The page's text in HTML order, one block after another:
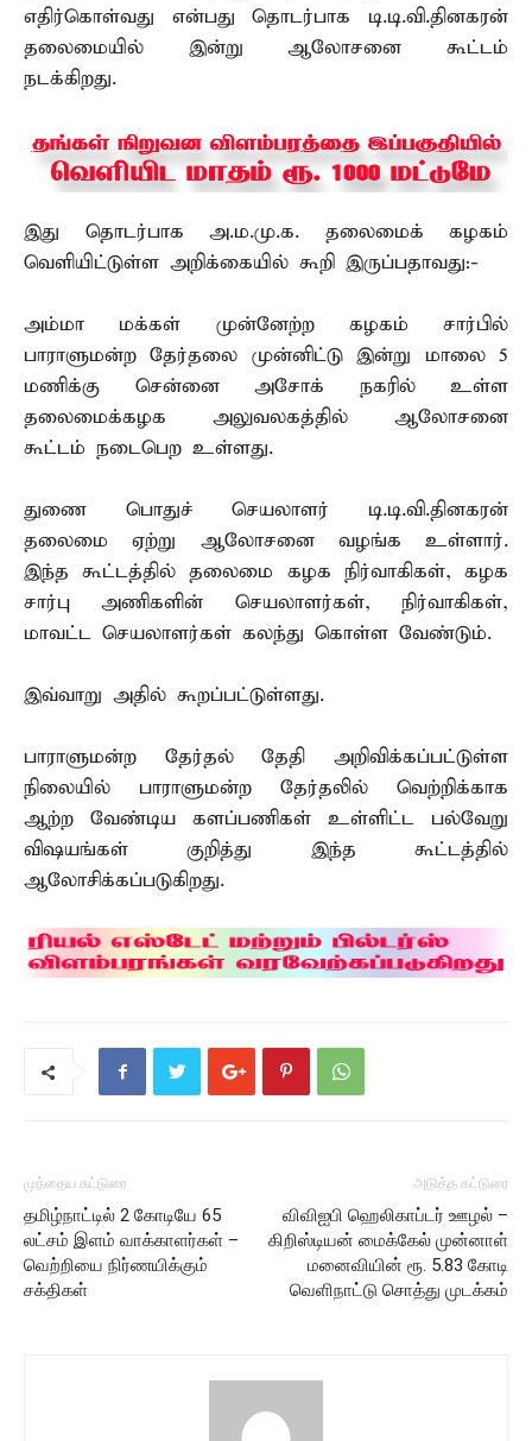
எதிர்கொள்வது என்பது தொடர்பாக டி.டி.வி.தினகரன்
தலைமையில் இன்று ஆலோசனை கூட்டம்
நடக்கிறது.
இது தொடர்பாக அ.ம.மு.க. தலைமைக் கழகம்
வெளியிட்டுள்ள அறிக்கையில் கூறி இருப்பதாவது:-
அம்மா மக்கள் முன்னேற்ற கழகம் சார்பில்
பாராளுமன்ற தேர்தலை முன்னிட்டு இன்று மாலை 5
மணிக்கு சென்னை அசோக் நகரில் உள்ள
தலைமைக்கழக அலுவலகத்தில் ஆலோசனை
கூட்டம் நடைபெற உள்ளது.
துணை பொதுச் செயலாளர் டி.டி.வி.தினகரன்
தலைமை ஏற்று ஆலோசனை வழங்க உள்ளார்.
இந்த கூட்டத்தில் தலைமை கழக நிர்வாகிகள், கழக
சார்பு அணிகளின் செயலாளர்கள், நிர்வாகிகள்,
மாவட்ட செயலாளர்கள் கலந்து கொள்ள வேண்டும்.
இவ்வாறு அதில் கூறப்பட்டுள்ளது.
பாராளுமன்ற தேர்தல் தேதி அறிவிக்கப்பட்டுள்ள
நிலையில் பாராளுமன்ற தேர்தலில் வெற்றிக்காக
ஆற்ற வேண்டிய களப்பணிகள் உள்ளிட்ட பல்வேறு
விஷயங்கள் குறித்து இந்த கூட்டத்தில்
ஆலோசிக்கப்படுகிறது.
முந்தைய கட்டுரை
தமிழ்நாட்டில் 2 கோடியே 65
லட்சம் இளம் வாக்காளர்கள் –
வெற்றியை நிர்ணயிக்கும்
சக்திகள்
அடுத்த கட்டுரை
விவிஐபி ஹெலிகாப்டர் ஊழல் –
கிறிஸ்டியன் மைக்கேல் முன்னாள்
மனைவியின் ரூ. 5.83 கோடி
வெளிநாட்டு சொத்து முடக்கம்